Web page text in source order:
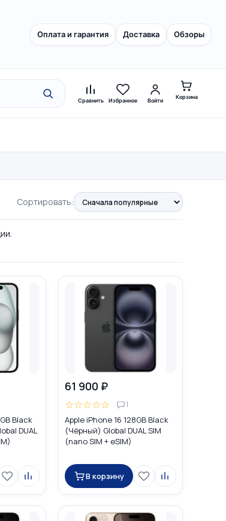
Оплата и гарантия Доставка Обзоры
Сравнить Избранное Войти
Корзина
Сортировать:
Black
DUAL
61 900 ₽
☆☆☆☆☆ 1
Apple iPhone 16 128GB Black
(Чёрный) Global DUAL SIM
(nano SIM + eSIM)
В корзину